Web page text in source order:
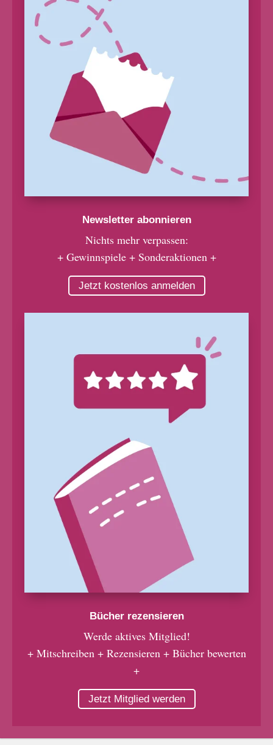
Newsletter abonnieren
Nichts mehr verpassen:
+ Gewinnspiele + Sonderaktionen +
Jetzt kostenlos anmelden
Bücher rezensieren
Werde aktives Mitglied!
+ Mitschreiben + Rezensieren + Bücher bewerten
+
Jetzt Mitglied werden